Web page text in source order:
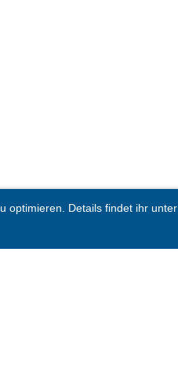
optimieren. Details findet ihr unter